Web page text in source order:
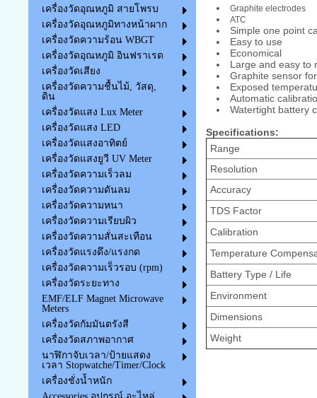
เครื่องวัดอุณหภูมิ สายโพรบ
เครื่องวัดอุณหภูมิทางหน้าผาก
เครื่องวัดความร้อน WBGT
เครื่องวัดอุณหภูมิ อินฟราเรด
เครื่องวัดเสียง
เครื่องวัดความชื้นไม้, วัสดุ,
ดิน
เครื่องวัดแสง Lux Meter
เครื่องวัดแสง LED
เครื่องวัดแสงอาทิตย์
เครื่องวัดแสงยูวี UV Meter
เครื่องวัดความเร็วลม
เครื่องวัดความดันลม
เครื่องวัดความหนา
เครื่องวัดความเรียบผิว
เครื่องวัดความสั่นสะเทือน
เครื่องวัดแรงดึง/แรงกด
เครื่องวัดความเร็วรอบ (rpm)
เครื่องวัดระยะทาง
EMF/ELF Magnet Microwave
Meters
เครื่องวัดกัมมันตรังสี
เครื่องวัดสภาพอากาศ
นาฬิกาจับเวลา/ป้ายแสดง
เวลา Stopwatche/Timer/Clock
เครื่องชั่งน้ำหนัก
Graphite electrodes
ATC
Simple one point
Easy to use
Economical
Large and easy to
Graphite sensor
Exposed
Automatic
Watertight battery
Specifications:
Range
Resolution
Accuracy
TDS Factor
Calibration
Temperature
Battery Type / Life
Environment
Dimensions
Weight